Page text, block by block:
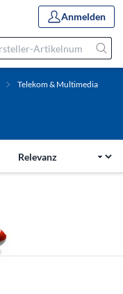
Anmelden
Telekom & Multimedia